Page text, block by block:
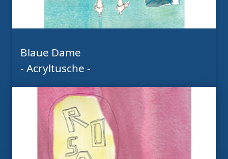
Blaue Dame
- Acryltusche -